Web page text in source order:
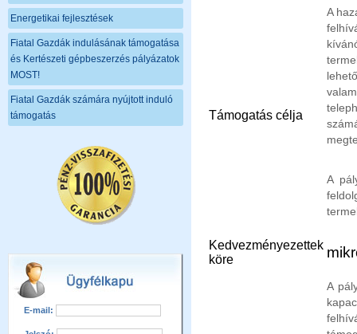
Energetikai fejlesztések
Fiatal Gazdák indulásának támogatása
és Kertészeti gépbeszerzés pályázatok
MOST!
Fiatal Gazdák számára nyújtott induló
támogatás
E-mail:
Támogatás célja
A
A
Kedvezményezettek
köre
A